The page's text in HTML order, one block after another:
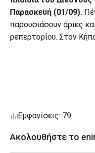
Παρασκευή (01/09).
παρουσιάσουν άριες
ρεπερτορίου. Στον
Εμφανίσεις: 79
Ακολουθήστε το